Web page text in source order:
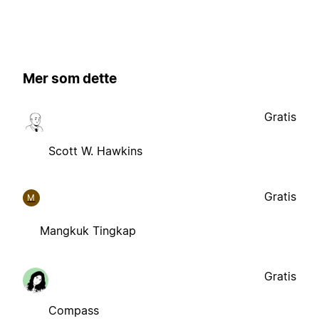
Mer som dette
Scott W. Hawkins
Gratis
M
Mangkuk Tingkap
Gratis
Compass
Gratis